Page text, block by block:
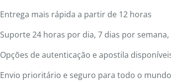
Entrega mais rápida a partir de 12 horas
Suporte 24 horas por dia, 7 dias por
Opções de autenticação e apostila
Envio prioritário e seguro para todo o mundo